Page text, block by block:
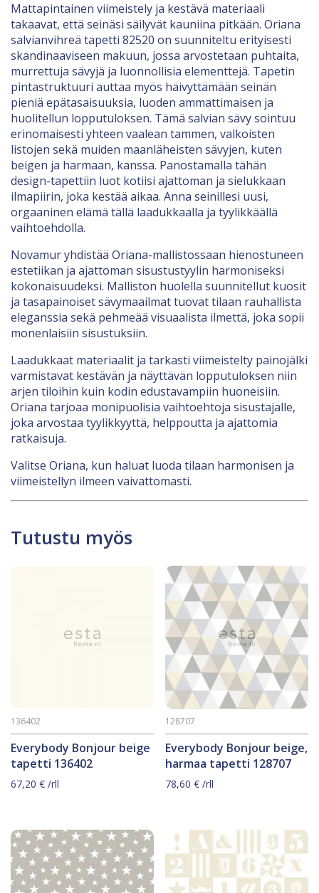
Mattapintainen viimeistely ja kestävä materiaali
takaavat, että seinäsi säilyvät kauniina pitkään. Oriana
salvianvihreä tapetti 82520 on suunniteltu erityisesti
skandinaaviseen makuun, jossa arvostetaan puhtaita,
murrettuja sävyjä ja luonnollisia elementtejä. Tapetin
pintastruktuuri auttaa myös häivyttämään seinän
pieniä epätasaisuuksia, luoden ammattimaisen ja
huolitellun lopputuloksen. Tämä salvian sävy sointuu
erinomaisesti yhteen vaalean tammen, valkoisten
listojen sekä muiden maanläheisten sävyjen, kuten
beigen ja harmaan, kanssa. Panostamalla tähän
design-tapettiin luot kotiisi ajattoman ja sielukkaan
ilmapiirin, joka kestää aikaa. Anna seinillesi uusi,
orgaaninen elämä tällä laadukkaalla ja tyylikkäällä
vaihtoehdolla.
Novamur yhdistää Oriana-mallistossaan hienostuneen
estetiikan ja ajattoman sisustustyylin harmoniseksi
kokonaisuudeksi. Malliston huolella suunnitellut kuosit
ja tasapainoiset sävymaailmat tuovat tilaan rauhallista
eleganssia sekä pehmeää visuaalista ilmettä, joka sopii
monenlaisiin sisustuksiin.
Laadukkaat materiaalit ja tarkasti viimeistelty painojälki
varmistavat kestävän ja näyttävän lopputuloksen niin
arjen tiloihin kuin kodin edustavampiin huoneisiin.
Oriana tarjoaa monipuolisia vaihtoehtoja sisustajalle,
joka arvostaa tyylikkyyttä, helppoutta ja ajattomia
ratkaisuja.
Valitse Oriana, kun haluat luoda tilaan harmonisen ja
viimeistellyn ilmeen vaivattomasti.
Tutustu myös
Everybody Bonjour beige
tapetti 136402
136402
67,20 € /rll
Everybody Bonjour beige,
harmaa tapetti 128707
128707
78,60€ /rll